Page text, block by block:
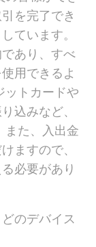
を完了でき
ています。
あり、すべ
用できるよ
ットカードや
込みなど、
また、入出金
ますので、
必要があり
のデバイス